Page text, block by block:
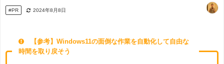
#PR 2024年8月8日
【参考】Windows11の面倒な作業を自動化して自由な
時間を取り戻そう